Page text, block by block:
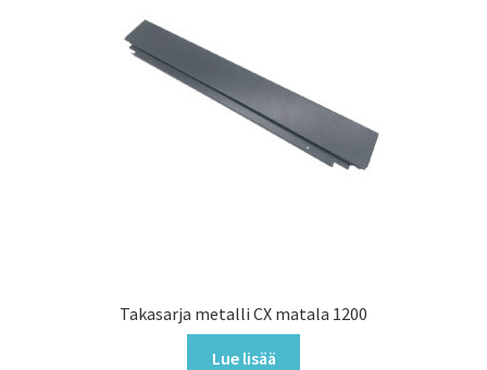
Takasarja metalli CX matala 1200
Lue lisää